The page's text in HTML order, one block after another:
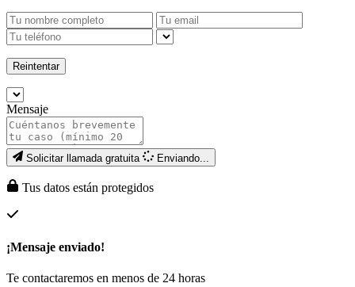
Reintentar
Mensaje
Solicitar llamada gratuita Enviando...
Tus datos están protegidos
¡Mensaje enviado!
Te contactaremos en menos de 24 horas